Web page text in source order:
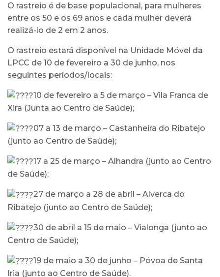
O rastreio é de base populacional, para mulheres
entre os 50 e os 69 anos e cada mulher deverá
realizá-lo de 2 em 2 anos.
O rastreio estará disponível na Unidade Móvel da
LPCC de 10 de fevereiro a 30 de junho, nos
seguintes períodos/locais:
10 de fevereiro a 5 de março – Vila Franca de
Xira (Junta ao Centro de Saúde);
07 a 13 de março – Castanheira do Ribatejo
(junto ao Centro de Saúde);
17 a 25 de março – Alhandra (junto ao Centro
de Saúde);
27 de março a 28 de abril – Alverca do
Ribatejo (junto ao Centro de Saúde);
30 de abril a 15 de maio – Vialonga (junto ao
Centro de Saúde);
19 de maio a 30 de junho – Póvoa de Santa
Iria (junto ao Centro de Saúde).